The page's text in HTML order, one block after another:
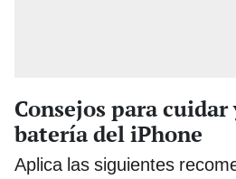
Consejos para
batería del iPhone
Aplica las siguientes